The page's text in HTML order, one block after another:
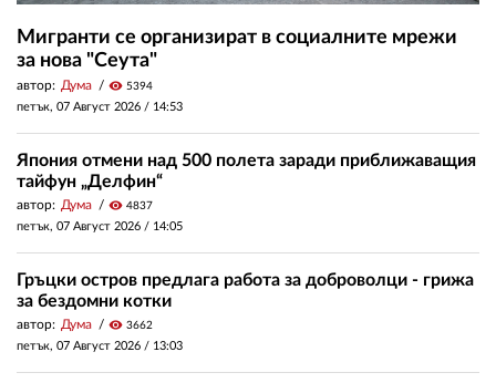
Мигранти се организират в социалните мрежи
за нова "Сеута"
автор: Дума visibility 5394
петък, 07 Август 2026 / 14:53
Япония отмени над 500 полета заради приближаващия
тайфун „Делфин“
автор: Дума visibility 4837
петък, 07 Август 2026 / 14:05
Гръцки остров предлага работа за доброволци - грижа
за бездомни котки
автор: Дума visibility 3662
петък, 07 Август 2026 / 13:03